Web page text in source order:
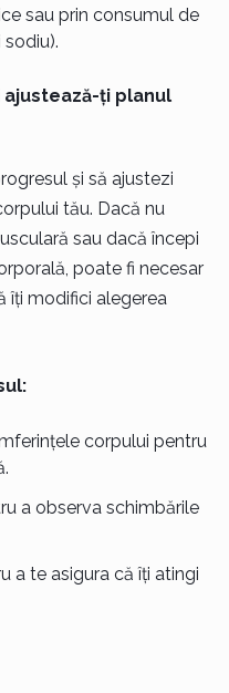
sau prin consumul de
ți planul
și să ajustezi
tău. Dacă nu
sau dacă începi
poate fi necesar
îți modifici alegerea
corpului pentru
a observa schimbările
a te asigura că îți atingi